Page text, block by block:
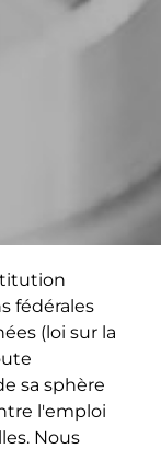
fédérales
(loi sur la
sa sphère
l'emploi
Nous